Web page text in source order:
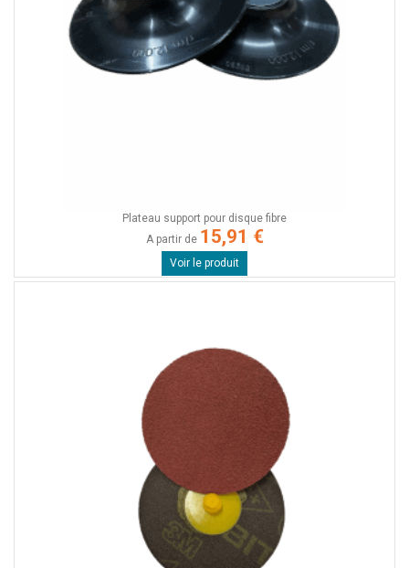
Plateau support pour disque fibre
A partir de 15,91 €
Voir le produit